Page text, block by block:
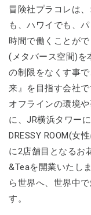
冒険社プラコレは
も、ハワイでも、
時間で働くことが
(メタバース空間)を
の制限をなくす事
来』を目指す会社で
オフラインの環境
に、JR横浜タワー
DRESSY ROOM(女
に2店舗目となるお
&Teaを開業いたし
ら世界へ、世界中
す。